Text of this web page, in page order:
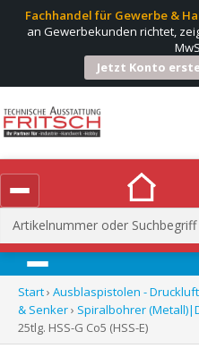
Fachhandel für Gewerbe &
an Gewerbekunden richtet,
Jetzt Konto
Suchen
nach:
Menü
Start› Ausblaspistolen -
& Senker› Spiralbohrer
25tlg. HSS-G Co5 (HSS-E)